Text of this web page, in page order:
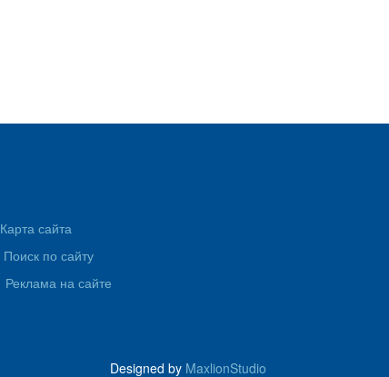
Карта сайта
Поиск по сайту
Реклама на сайте
Designed by MaxlionStudio